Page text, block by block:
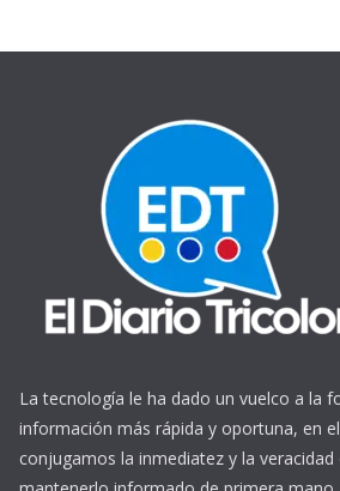
La tecnología le ha dado un vuelco a la
información más rápida y oportuna, en
conjugamos la inmediatez y la